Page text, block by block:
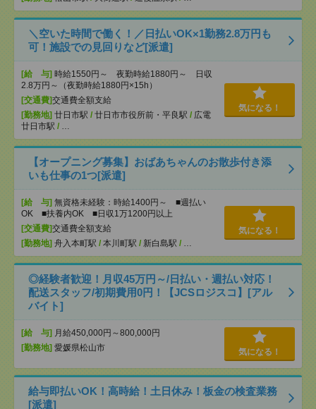
＼空いた時間で働く！／日払いOK×1勤務2.8万円も
可！施設での見回りなど[派遣]
[給 与] 時給1550円～ 夜勤時給1880円～ 日収
2.8万円～（夜勤時給1880円×15h）
[交通費]交通費全額支給
[勤務地] 廿日市駅 / 廿日市市役所前・平良駅 / 広電
廿日市駅 / …
気になる！
【オープニング募集】おばあちゃんのお散歩付き添
いも仕事の1つ[派遣]
[給 与] 無資格未経験：時給1400円～ ■週払い
OK ■扶養内OK ■日収1万1200円以上
[交通費]交通費全額支給
[勤務地] 舟入本町駅 / 本川町駅 / 新白島駅 / …
気になる！
◎経験者歓迎！月収45万円～/日払い・週払い対応！
配送スタッフ/初期費用0円！【JCSロジスコ】[アル
バイト]
[給 与] 月給450,000円～800,000円
[勤務地] 愛媛県松山市 気になる！
給与即払いOK！高時給！土日休み！板金の検査業務
[派遣]